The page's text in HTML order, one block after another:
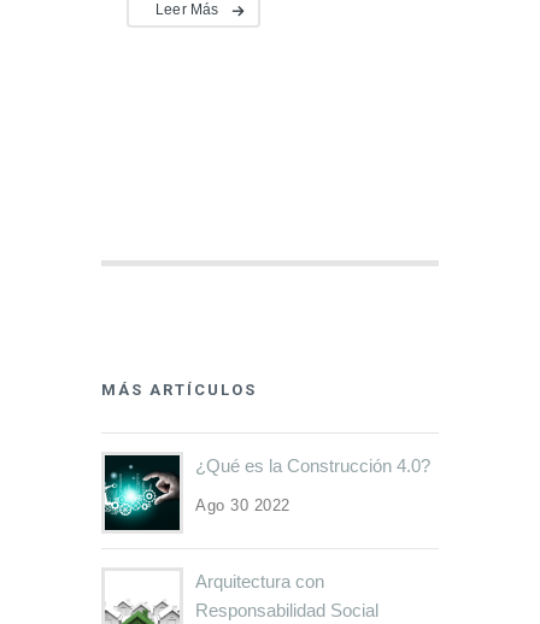
Leer Más
MÁS ARTÍCULOS
¿Qué es la Construcción 4.0?
Ago 30 2022
Arquitectura con
Responsabilidad Social